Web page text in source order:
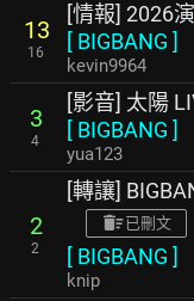
13
16
[情報] 2026
[ BIGBANG ]
kevin9964
3
4
[影音] 太陽
[ BIGBANG ]
yua123
2
2
[轉讓]
已刪文
[ BIGBANG ]
knip